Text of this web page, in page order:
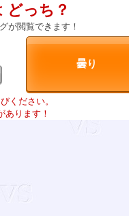
どっち？
が閲覧できます！
ください。
あります！